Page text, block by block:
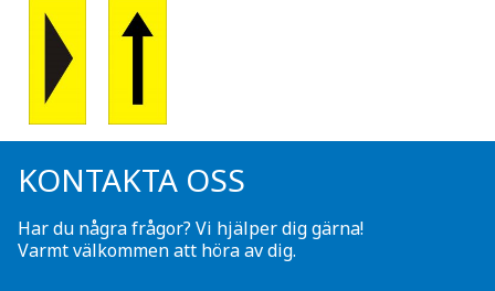
KONTAKTA OSS
Har du några frågor? Vi hjälper dig gärna!
Varmt välkommen att höra av dig.